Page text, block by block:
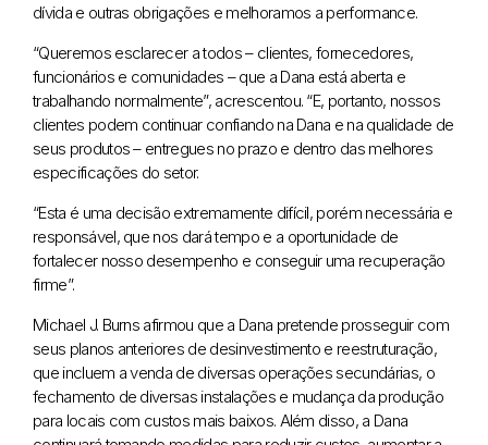
dívida e outras obrigações e melhoramos a performance.
“Queremos esclarecer a todos – clientes, fornecedores,
funcionários e comunidades – que a Dana está aberta e
trabalhando normalmente”, acrescentou. “E, portanto, nossos
clientes podem continuar confiando na Dana e na qualidade de
seus produtos – entregues no prazo e dentro das melhores
especificações do setor.
“Esta é uma decisão extremamente difícil, porém necessária e
responsável, que nos dará tempo e a oportunidade de
fortalecer nosso desempenho e conseguir uma recuperação
firme”.
Michael J. Burns afirmou que a Dana pretende prosseguir com
seus planos anteriores de desinvestimento e reestruturação,
que incluem a venda de diversas operações secundárias, o
fechamento de diversas instalações e mudança da produção
para locais com custos mais baixos. Além disso, a Dana